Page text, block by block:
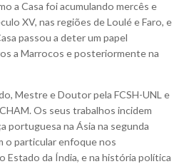
a Casa foi acumulando mercês e
XV, nas regiões de Loulé e Faro, e
passou a deter um papel
a Marrocos e posteriormente na
Mestre e Doutor pela FCSH-UNL e
Os seus trabalhos incidem
portuguesa na Ásia na segunda
o particular enfoque nos
Estado da Índia, e na história política